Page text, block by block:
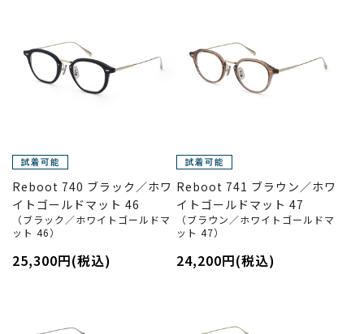
Reboot 740 ブラック／ホワ
イトゴールドマット 46
（ブラック／ホワイトゴールドマ
ット 46）
25,300円(税込)
Reboot 741 ブラウン／ホワ
イトゴールドマット 47
（ブラウン／ホワイトゴールドマ
ット 47）
24,200円(税込)